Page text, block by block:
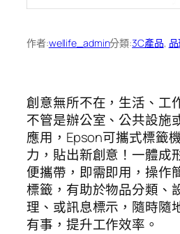
作者:wellife_admin分類:3C產品,
創意無所不在，生活、工
不管是辦公室、公共設施
應用，Epson可攜式標籤
力，貼出新創意！一體成
便攜帶，即需即用，操作
標籤，有助於物品分類、
理、或訊息標示，隨時隨
有事，提升工作效率。